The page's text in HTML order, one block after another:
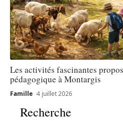
Les activités fascinantes
pédagogique à Montargis
Famille 4 juillet 2026
Recherche